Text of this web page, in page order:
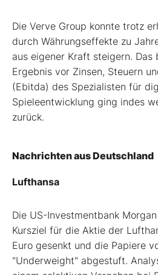
Die Verve Group konnte trotz
durch Währungseffekte zu
aus eigener Kraft steigern.
Ergebnis vor Zinsen, Steuern
(Ebitda) des Spezialisten für
Spieleentwicklung ging indes
zurück.
Nachrichten aus Deutschland
Lufthansa
Die US-Investmentbank
Kursziel für die Aktie der
Euro gesenkt und die Papiere
"Underweight" abgestuft.